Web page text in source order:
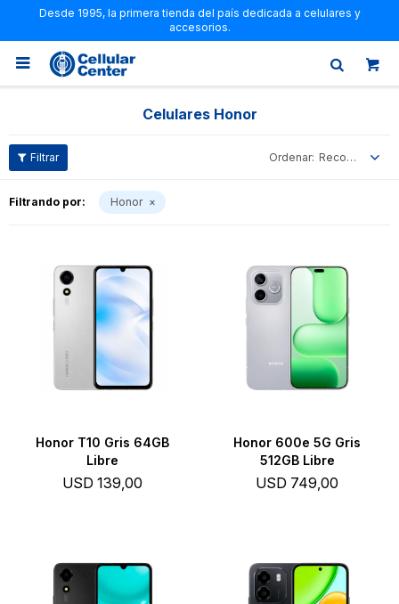
Desde 1995, la primera tienda del país dedicada a celulares y
accesorios.

Celulares Honor
Recomendados
Filtrando por: Honor
Honor T10 Gris 64GB
Libre
USD 139,00
Honor 600e 5G Gris
512GB Libre
USD 749,00